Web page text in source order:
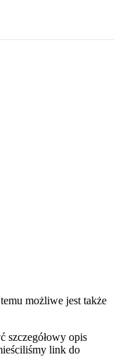
możliwe jest także
szczegółowy opis
link do